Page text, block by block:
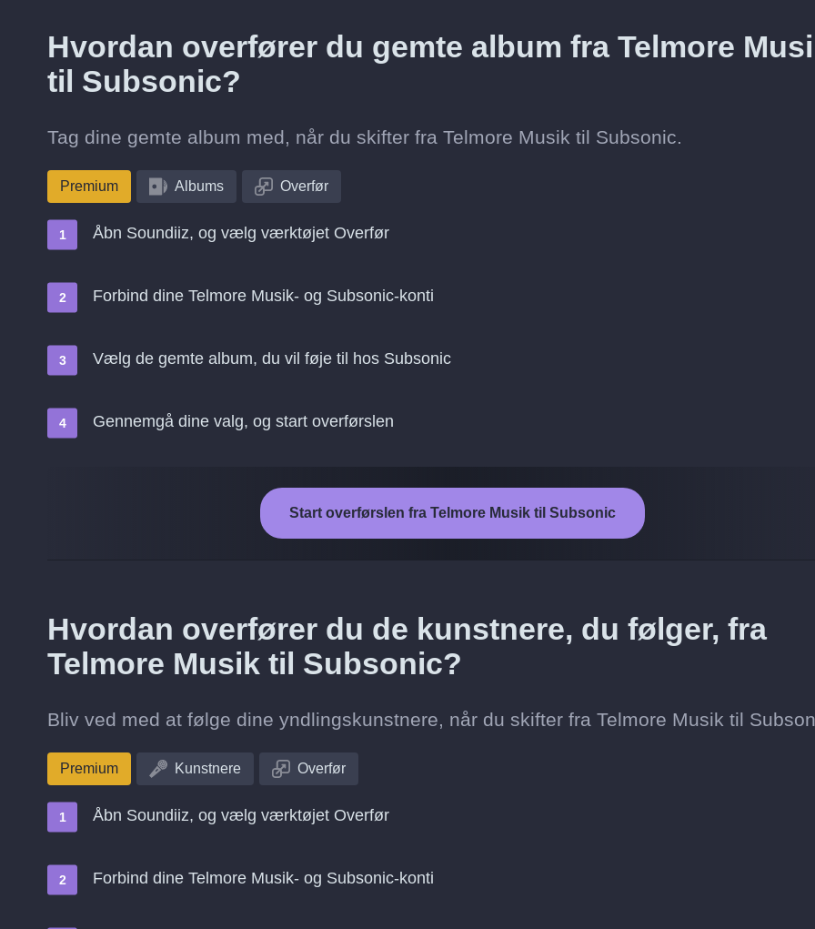
Hvordan overfører du gemte album fra Telmore
til Subsonic?
Tag dine gemte album med, når du skifter fra Telmore Musik til Subsonic.
Premium Albums Overfør
Åbn Soundiiz, og vælg værktøjet Overfør
Forbind dine Telmore Musik- og Subsonic-konti
Vælg de gemte album, du vil føje til hos Subsonic
Gennemgå dine valg, og start overførslen
Start overførslen fra Telmore Musik til Subsonic
Hvordan overfører du de kunstnere, du følger, fra
Telmore Musik til Subsonic?
Bliv ved med at følge dine yndlingskunstnere, når du skifter fra Telmore Musik til
Premium Kunstnere Overfør
Åbn Soundiiz, og vælg værktøjet Overfør
Forbind dine Telmore Musik- og Subsonic-konti